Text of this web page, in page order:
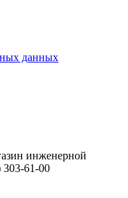
данных
инженерной
303-61-00